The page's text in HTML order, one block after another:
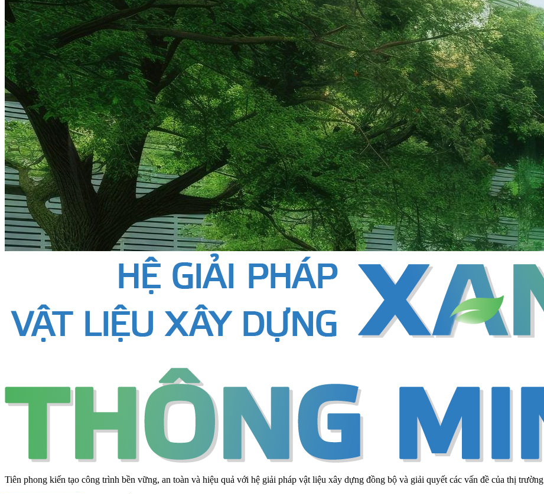
Tiên phong kiến tạo công trình bền vững, an toàn và hiệu quả với hệ giải pháp vật liệu xây dựng đồng bộ và giải quyết các vấn đề của thị trường